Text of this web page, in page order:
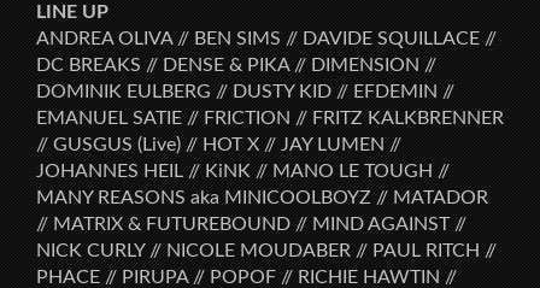
LINE UP
ANDREA OLIVA // BEN SIMS // DAVIDE SQUILLACE //
DC BREAKS // DENSE & PIKA // DIMENSION //
DOMINIK EULBERG // DUSTY KID // EFDEMIN //
EMANUEL SATIE // FRICTION // FRITZ KALKBRENNER
// GUSGUS (Live) // HOT X // JAY LUMEN //
JOHANNES HEIL // KiNK // MANO LE TOUGH //
MANY REASONS aka MINICOOLBOYZ // MATADOR
// MATRIX & FUTUREBOUND // MIND AGAINST //
NICK CURLY // NICOLE MOUDABER // PAUL RITCH //
PHACE // PIRUPA // POPOF // RICHIE HAWTIN //